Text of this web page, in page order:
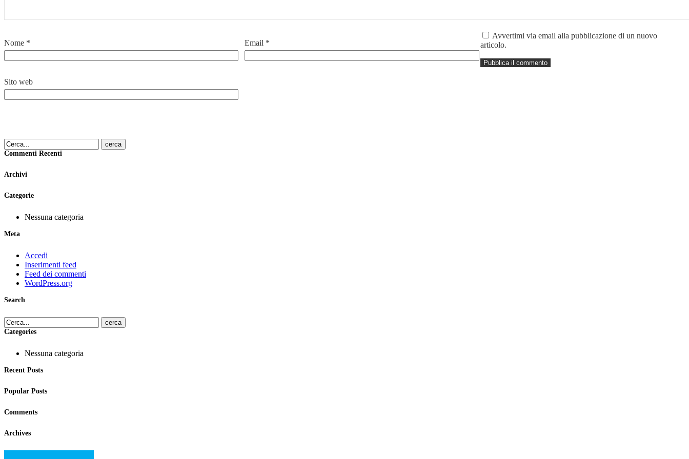
Nome * Email *
Sito web
Avvertimi via email alla pubblicazione di un nuovo
articolo.
cerca
Commenti Recenti
Archivi
Categorie
Nessuna categoria
Meta
Accedi
Inserimenti feed
Feed dei commenti
WordPress.org
Search
cerca
Categories
Nessuna categoria
Recent Posts
Popular Posts
Comments
Archives